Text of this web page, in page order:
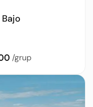
/grup